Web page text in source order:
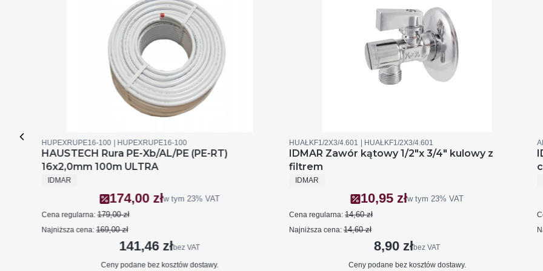
Kod produktu
HUPEXRUPE16-100 Kod producenta
HUPEXRUPE16-100
HAUSTECH Rura PE-Xb/AL/PE (PE-RT)
16x2,0mm 100m ULTRA
PRODUCENT
IDMAR
Cena promocyjna brutto
174,00 złw tym23%VAT
Cena regularna: 179,00 zł
Najniższa cena: 169,00 zł
Cena netto
141,46 złbez VAT
Ceny podane bez kosztów dostawy.
Kod produktu
HUAŁKF1/2X3/4.601 Kod producenta
HUAŁKF1/2X3/4.601
IDMAR Zawór kątowy 1/2"x 3/4" kulowy z
filtrem
PRODUCENT
IDMAR
Cena promocyjna brutto
10,95 złw tym 23% VAT
Cena regularna: 14,60 zł
Najniższa cena: 14,60 zł
Cena netto
8,90 złbez VAT
Ceny podane bez kosztów dostawy.